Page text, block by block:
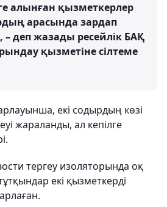
алынған қызметкерлер
арасында зардап
деп жазады ресейлік БАҚ
қызметіне сілтеме
екі содырдың көзі
жараланды, ал кепілге
тергеу изоляторында оқ
екі қызметкерді